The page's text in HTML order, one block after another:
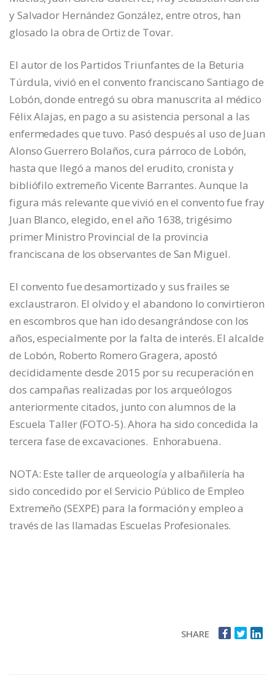
y Salvador Hernández González, entre otros, han
glosado la obra de Ortiz de Tovar.
El autor de los Partidos Triunfantes de la Beturia
Túrdula, vivió en el convento franciscano Santiago de
Lobón, donde entregó su obra manuscrita al médico
Félix Alajas, en pago a su asistencia personal a las
enfermedades que tuvo. Pasó después al uso de Juan
Alonso Guerrero Bolaños, cura párroco de Lobón,
hasta que llegó a manos del erudito, cronista y
bibliófilo extremeño Vicente Barrantes. Aunque la
figura más relevante que vivió en el convento fue fray
Juan Blanco, elegido, en el año 1638, trigésimo
primer Ministro Provincial de la provincia
franciscana de los observantes de San Miguel.
El convento fue desamortizado y sus frailes se
exclaustraron. El olvido y el abandono lo convirtieron
en escombros que han ido desangrándose con los
años, especialmente por la falta de interés. El alcalde
de Lobón, Roberto Romero Gragera, apostó
decididamente desde 2015 por su recuperación en
dos campañas realizadas por los arqueólogos
anteriormente citados, junto con alumnos de la
Escuela Taller (FOTO-5). Ahora ha sido concedida la
tercera fase de excavaciones. Enhorabuena.
NOTA: Este taller de arqueología y albañilería ha
sido concedido por el Servicio Público de Empleo
Extremeño (SEXPE) para la formación y empleo a
través de las llamadas Escuelas Profesionales.
SHARE